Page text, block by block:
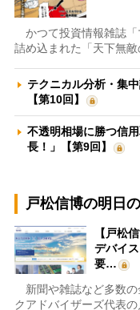
かつて投資情報雑誌「
詰め込まれた「天下無
テクニカル分析・集
【第10回】
不透明相場に勝つ信
長！」【第9回】
戸松信博の明日
【戸松
デバイ
要…
新聞や雑誌など多数の
クアドバイザーズ代表